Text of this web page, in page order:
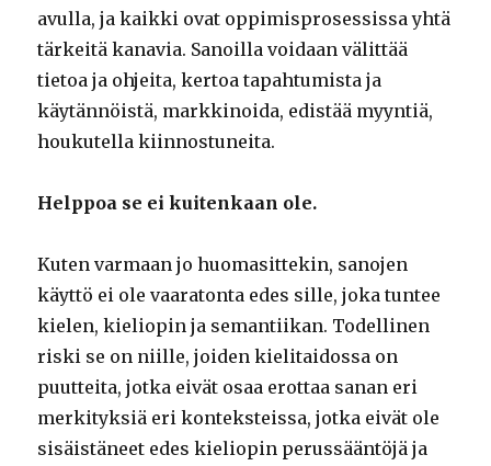
avulla, ja kaikki ovat oppimisprosessissa yhtä
tärkeitä kanavia. Sanoilla voidaan välittää
tietoa ja ohjeita, kertoa tapahtumista ja
käytännöistä, markkinoida, edistää myyntiä,
houkutella kiinnostuneita.
Helppoa se ei kuitenkaan ole.
Kuten varmaan jo huomasittekin, sanojen
käyttö ei ole vaaratonta edes sille, joka tuntee
kielen, kieliopin ja semantiikan. Todellinen
riski se on niille, joiden kielitaidossa on
puutteita, jotka eivät osaa erottaa sanan eri
merkityksiä eri konteksteissa, jotka eivät ole
sisäistäneet edes kieliopin perussääntöjä ja